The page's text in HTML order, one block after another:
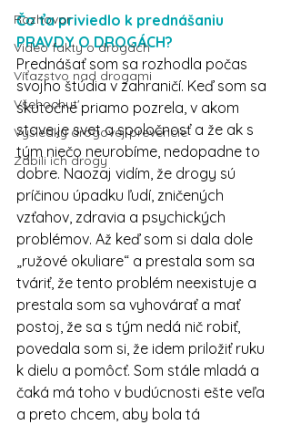
Rozhovor
Video fakty o drogách
Víťazstvo nad drogami
Všehochut'
Výsledky drogovej prevencie
Zabili ich drogy
Čo ťa priviedlo k prednášaniu
PRAVDY O DROGÁCH?
Prednášať som sa rozhodla počas
svojho štúdia v zahraničí. Keď som sa
skutočne priamo pozrela, v akom
stave je svet a spoločnosť a že ak s
tým niečo neurobíme, nedopadne to
dobre. Naozaj vidím, že drogy sú
príčinou úpadku ľudí, zničených
vzťahov, zdravia a psychických
problémov. Až keď som si dala dole
„ružové okuliare“ a prestala som sa
tváriť, že tento problém neexistuje a
prestala som sa vyhovárať a mať
postoj, že sa s tým nedá nič robiť,
povedala som si, že idem priložiť ruku
k dielu a pomôcť. Som stále mladá a
čaká má toho v budúcnosti ešte veľa
a preto chcem, aby bola tá